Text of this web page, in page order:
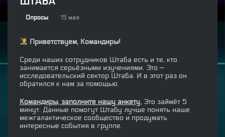
Опросы 15 мая
Приветствуем, Командиры!
Среди наших сотрудников Штаба есть и те, кто
занимается серьёзными изучениями. Это —
исследовательский сектор Штаба. И в этот раз он
обратился к нам за помощью.
Командиры, заполните нашу анкету. Это займёт 5
минут. Данные помогут Штабу лучше понять наше
межгалактическое сообщество и продумать
интересные события в группе.